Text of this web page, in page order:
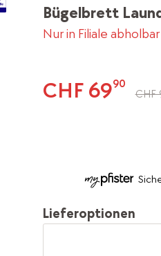
Bügelbrett
Nur in Filiale abholbar
CHF 6990
CHF
Lieferoptionen